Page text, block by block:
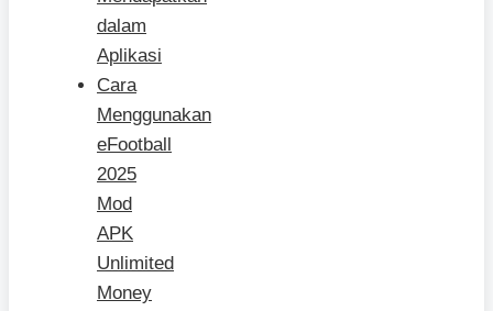
dalam
Aplikasi
Cara
Menggunakan
eFootball
2025
Mod
APK
Unlimited
Money